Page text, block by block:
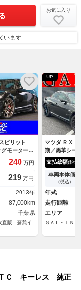
お気に入り
います
ピリット
モータース
大型リアス
グゼマフラ
ール／社外
ルセグＴＶ／
ｕｅｔｏｏ
イブレコーダ
240 万円
219 万円
2013年
87,000km
千葉県
直販 蘇我イ
UP
マツダ ＲＸ
期／黒革シー
／ナビ／フル
ＴＣ／ＨＩＤ
ートキー／電
ター／パドル
ＶＤ／Ｍサー
テアスイッチ
Ｗ
支払総額(税込)
車両本体価格
(税込)
年式
走行距離
エリア
ＧＡＬＥＩＮ
Ｃ キーレス 純正